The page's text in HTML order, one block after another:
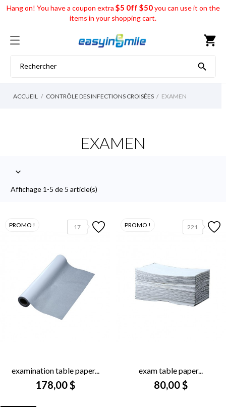
Hang on! You have a coupon extra $5 0ff $50you can use it on the
items in your shopping cart.
shopping_cart

ACCUEIL CONTRÔLE DES INFECTIONS CROISÉES EXAMEN
EXAMEN

Affichage 1-5 de 5 article(s)
17
PROMO !
examination table paper...
178,00 $
221
PROMO !
exam table paper...
80,00 $